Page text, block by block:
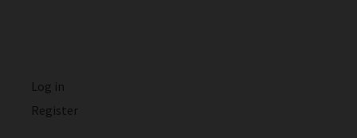
Log in
Register